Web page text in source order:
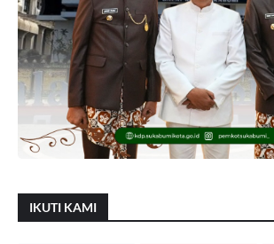
IKUTI KAMI